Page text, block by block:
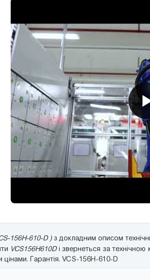
156H-610-D ) з докладним описом
VCS156H610Dі звернеться за технічною
Гарантія. VCS-156H-610-D